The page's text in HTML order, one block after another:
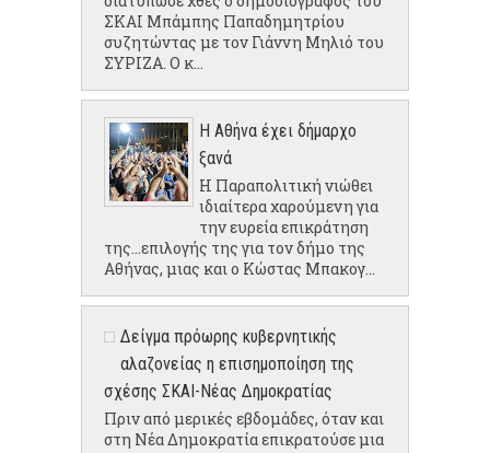
ΣΚΑΙ Μπάμπης Παπαδημητρίου
συζητώντας με τον Γιάννη Μηλιό του
ΣΥΡΙΖΑ. Ο κ...
Η Αθήνα έχει δήμαρχο
ξανά
Η Παραπολιτική νιώθει
ιδιαίτερα χαρούμενη για
την ευρεία επικράτηση
της...επιλογής της για τον δήμο της
Αθήνας, μιας και ο Κώστας Μπακογ...
Δείγμα πρόωρης κυβερνητικής
αλαζονείας η επισημοποίηση της
σχέσης ΣΚΑΙ-Νέας Δημοκρατίας
Πριν από μερικές εβδομάδες, όταν και
στη Νέα Δημοκρατία επικρατούσε μια